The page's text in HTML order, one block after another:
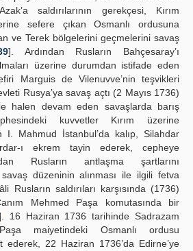
saldırılarının gerekçesi, Kırım
sefere çıkan Osmanlı ordusuna
ve Terek bölgelerini geçmelerini savaş
]. Ardından Rusların Bahçesaray’ı
üzerine durumdan istifade eden
Marguis de Vilenuvve’nin teşvikleri
Rusya’ya savaş açtı (2 Mayıs 1736)
halen devam eden savaşlarda barış
kuvvetler Kırım üzerine
I. Mahmud İstanbul’da kalıp, Silahdar
ı ekrem tayin ederek, cepheye
Rusların antlaşma şartlarını
savaş düzeninin alınması ile ilgili fetva
Rusların saldırıları karşısında (1736)
Mehmed Paşa komutasında bir
16 Haziran 1736 tarihinde Sadrazam
maiyetindeki Osmanlı ordusu
ederek, 22 Haziran 1736’da Edirne’ye